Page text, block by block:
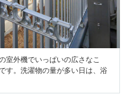
室外機でいっぱいの広さなこ
す。洗濯物の量が多い日は、浴